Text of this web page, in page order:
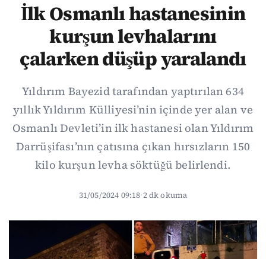
İlk Osmanlı hastanesinin
kurşun levhalarını
çalarken düşüp yaralandı
Yıldırım Bayezid tarafından yaptırılan 634
yıllık Yıldırım Külliyesi’nin içinde yer alan ve
Osmanlı Devleti’in ilk hastanesi olan Yıldırım
Darrüşifası’nın çatısına çıkan hırsızların 150
kilo kurşun levha söktüğü belirlendi.
31/05/2024 09:18·2 dk okuma